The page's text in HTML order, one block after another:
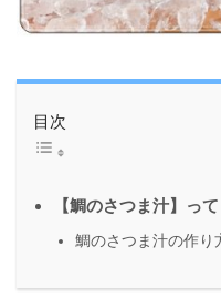
目次
【鯛のさつま汁】っ
鯛のさつま汁の作り